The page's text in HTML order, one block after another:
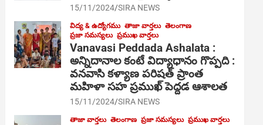
15/11/2024 SIRA NEWS
విద్య & ఉద్యోగము తాజా వార్తలు తెలంగాణ
ప్రజా సమస్యలు ప్రముఖ వార్తలు
Vanavasi Peddada Ashalata :
అన్నిదానాల కంటే విద్యాధానం గొప్పది :
వనవాసి కళ్యాణ పరిషత్ ప్రాంత
మహిళా సహ ప్రముఖ్ పెద్దడ ఆశాలత
15/11/2024 SIRA NEWS
తాజా వార్తలు తెలంగాణ ప్రజా సమస్యలు ప్రముఖ వార్తలు